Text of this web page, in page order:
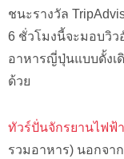
ชนะรางวัล
6 ชั่วโมงนี้จะมอบวิ
อาหารญี่ปุ่นแบบดั้งเ
ด้วย
ทัวร์ปั่นจักรยานไฟฟ้
รวมอาหาร) นอกจา